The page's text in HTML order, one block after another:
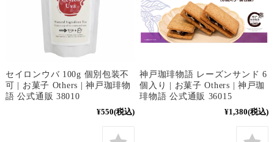
セイロンウバ 100g 個別包装不
可 | お菓子 Others | 神戸珈琲物
語 公式通販 38010
¥550(税込)
神戸珈琲物語 レーズンサンド 6
個入り | お菓子 Others | 神戸珈
琲物語 公式通販 36015
¥1,380(税込)